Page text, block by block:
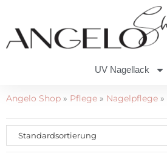
UV Nagellack
Angelo Shop » Pflege » Nagelpflege »